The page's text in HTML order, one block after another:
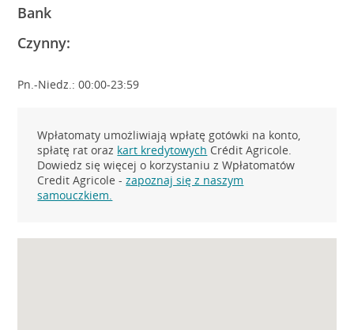
Bank
Czynny:
Pn.-Niedz.: 00:00-23:59
Wpłatomaty umożliwiają wpłatę gotówki na konto,
spłatę rat oraz kart kredytowych Crédit Agricole.
Dowiedz się więcej o korzystaniu z Wpłatomatów
Credit Agricole -zapoznaj się z naszym
samouczkiem.